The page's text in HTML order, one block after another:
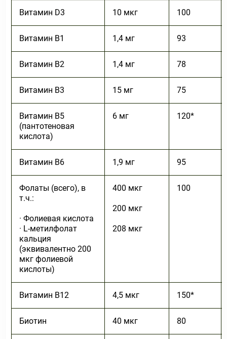
Витамин D3 10 мкг 100
Витамин В1 1,4 мг 93
Витамин В2 1,4 мг 78
Витамин В3 15 мг 75
Витамин В5
(пантотеновая
кислота)
6 мг 120*
Витамин В6 1,9 мг 95
Фолаты (всего), в
т.ч.:
· Фолиевая кислота
· L-метилфолат
кальция
(эквивалентно 200
мкг фолиевой
кислоты)
400 мкг
200 мкг
208 мкг
100
Витамин В12 4,5 мкг 150*
Биотин 40 мкг 80